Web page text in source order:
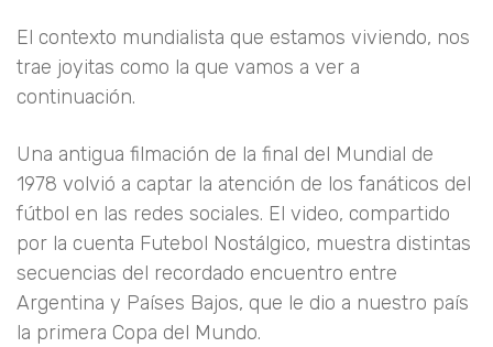
El contexto mundialista que estamos viviendo, nos
trae joyitas como la que vamos a ver a
continuación.
Una antigua filmación de la final del Mundial de
1978 volvió a captar la atención de los fanáticos del
fútbol en las redes sociales. El video, compartido
por la cuenta Futebol Nostálgico, muestra distintas
secuencias del recordado encuentro entre
Argentina y Países Bajos, que le dio a nuestro país
la primera Copa del Mundo.